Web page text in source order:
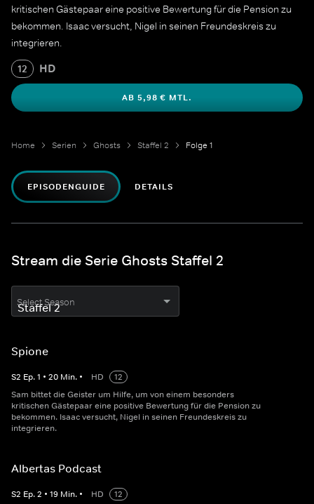
kritischen Gästepaar eine positive Bewertung für die Pension zu
bekommen. Isaac versucht, Nigel in seinen Freundeskreis zu
integrieren.
12 HD
AB 5,98 € MTL.
Home Serien Ghosts Staffel 2 Folge 1
EPISODENGUIDE DETAILS
Stream die Serie Ghosts Staffel 2
Select Season
Spione
S2 Ep.1 • 20 Min. • HD
12
Sam bittet die Geister um Hilfe, um von einem besonders
kritischen Gästepaar eine positive Bewertung für die Pension zu
bekommen. Isaac versucht, Nigel in seinen Freundeskreis zu
integrieren.
Albertas Podcast
S2 Ep.2 • 19 Min. • HD
12